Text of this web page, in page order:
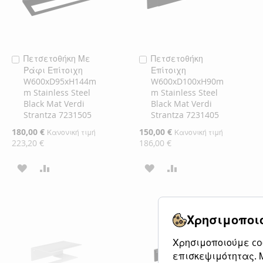
Πετσετοθήκη Με
Ράφι Επίτοιχη
W600xD95xH144m
m Stainless Steel
Black Mat Verdi
Strantza 7231505
Ειδική
Τιμή
180,00 € Κανονική τιμή
223,20 €
Προσθήκη
στο
Καλάθι
ΠΡΟΣΘΉΚΗ
Πετσετοθήκη
Επίτοιχη
W600xD100xH90m
m Stainless Steel
Black Mat Verdi
Strantza 7231405
Ειδική
Τιμή
150,00 € Κανονική τιμή
186,00 €
Προσθήκη
στο
Καλάθι
ΠΡΟΣΘΉΚΗ
ΕΠΙΘΥΜΙΏΝ
Χρησιμοποιούμε
επισκεψιμότητας.